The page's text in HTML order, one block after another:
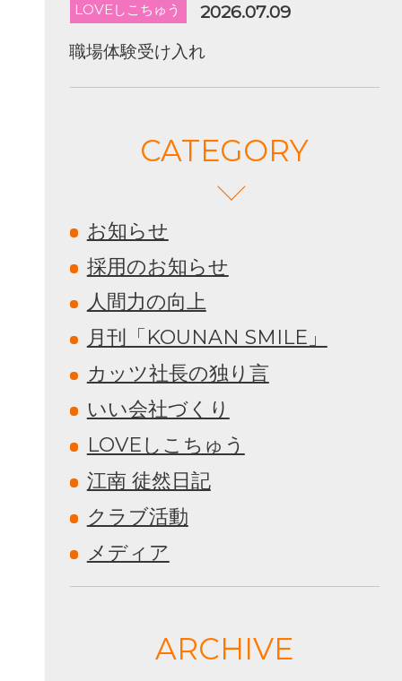
LOVEしこちゅう
2026.07.09
職場体験受け入れ
CATEGORY
お知らせ
採用のお知らせ
人間力の向上
月刊「KOUNAN SMILE」
カッツ社長の独り言
いい会社づくり
LOVEしこちゅう
江南 徒然日記
クラブ活動
メディア
ARCHIVE